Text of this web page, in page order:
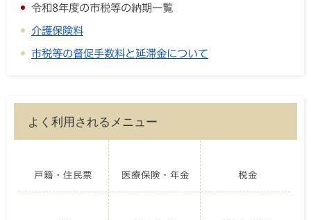
令和8年度の市税等の納期一覧
介護保険料
市税等の督促手数料と延滞金について
よく利用されるメニュー
戸籍・住民票 医療保険・年金 税金